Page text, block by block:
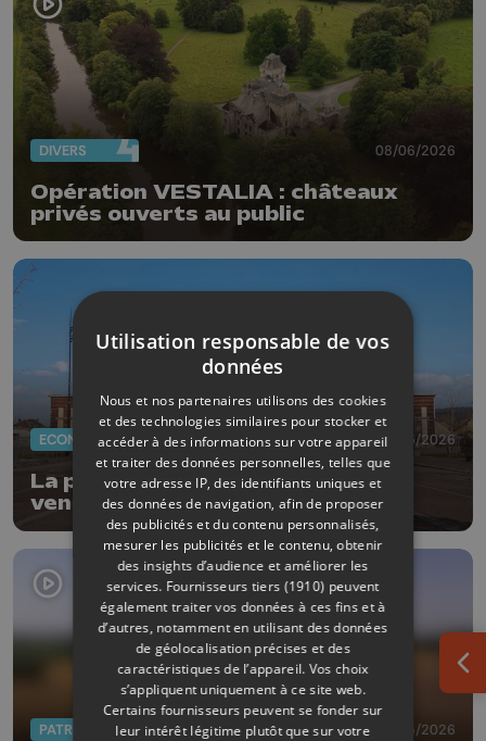
DIVERS 08/06/2026
Opération VESTALIA : châteaux
privés ouverts au public
ECONOMIE 29/05/2026
La patinoire de Liège n'est plus à
vendre
PATRIMOINE 27/05/2026
Utilisation responsable de vos
données
Nous et nos partenaires utilisons des cookies
et des technologies similaires pour stocker et
accéder à des informations sur votre appareil
et traiter des données personnelles, telles que
votre adresse IP, des identifiants uniques et
des données de navigation, afin de proposer
des publicités et du contenu personnalisés,
mesurer les publicités et le contenu, obtenir
des insights d’audience et améliorer les
services. Fournisseurs tiers (1910) peuvent
également traiter vos données à ces fins et à
d’autres, notamment en utilisant des données
de géolocalisation précises et des
caractéristiques de l’appareil. Vos choix
s’appliquent uniquement à ce site web.
Certains fournisseurs peuvent se fonder sur
leur intérêt légitime plutôt que sur votre